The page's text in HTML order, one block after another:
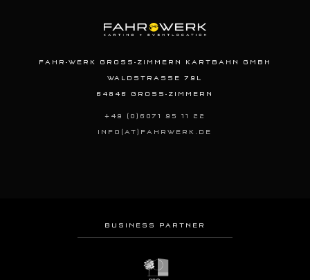
FAHR-WERK GROSS-ZIMMERN KARTBAHN GMBH
WALDSTRASSE 79L
64846 GROSS-ZIMMERN
+49 (0)6071 95 11 22
INFO(AT)FAHRWERK.DE
BUSINESS PARTNER